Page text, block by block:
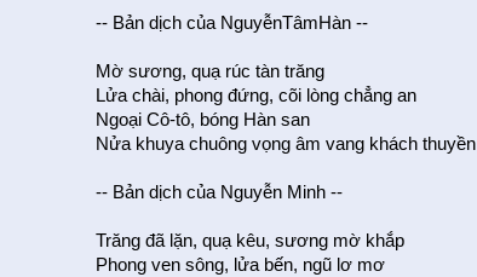
-- Bản dịch của NguyễnTâmHàn --
Mờ sương, quạ rúc tàn trăng
Lửa chài, phong đứng, cõi lòng chẳng an
Ngoại Cô-tô, bóng Hàn san
Nửa khuya chuông vọng âm vang khách thuyền
-- Bản dịch của Nguyễn Minh --
Trăng đã lặn, quạ kêu, sương mờ khắp
Phong ven sông, lửa bến, ngũ lơ mơ